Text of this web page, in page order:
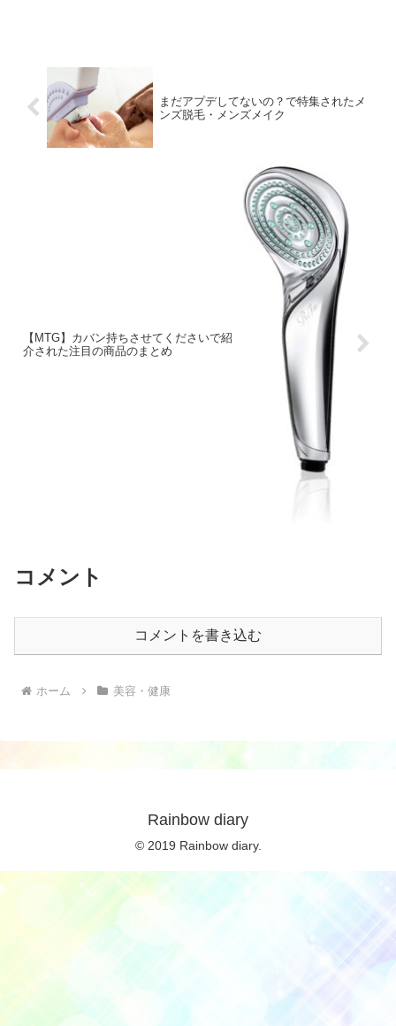
まだアプデしてないの？で特集されたメ
ンズ脱毛・メンズメイク
【MTG】カバン持ちさせてくださいで紹
介された注目の商品のまとめ
コメント
コメントを書き込む
ホーム 美容・健康
Rainbow diary
© 2019 Rainbow diary.